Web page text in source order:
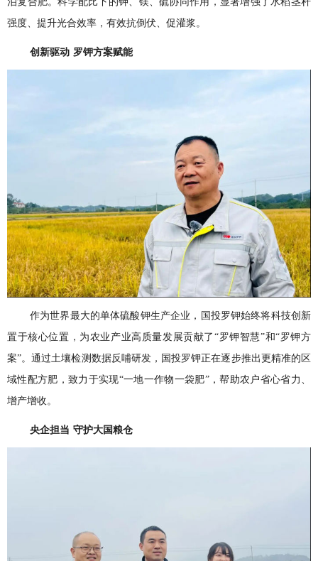
强度、提升光合效率，有效抗倒伏、促灌浆。
创新驱动 罗钾方案赋能
作为世界最大的单体硫酸钾生产企业，国投罗钾始终将科技创新
置于核心位置，为农业产业高质量发展贡献了“罗钾智慧”和“罗钾方
案”。通过土壤检测数据反哺研发，国投罗钾正在逐步推出更精准的区
域性配方肥，致力于实现“一地一作物一袋肥”，帮助农户省心省力、
增产增收。
央企担当 守护大国粮仓